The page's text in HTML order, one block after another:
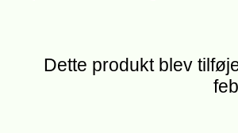
Dette produkt blev